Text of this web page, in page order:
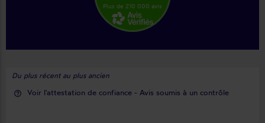
Plus de 210 000 avis
Du plus récent au plus ancien
help_outline Voir l'attestation de confiance - Avis soumis à un contrôle